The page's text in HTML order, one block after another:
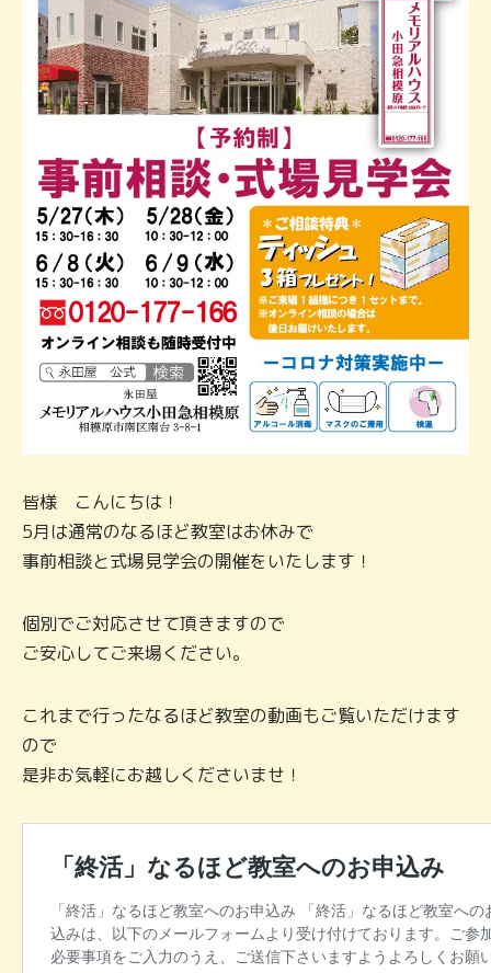
皆様 こんにちは！
5月は通常のなるほど教室はお休みで
事前相談と式場見学会の開催をいたします！
個別でご対応させて頂きますので
ご安心してご来場ください。
これまで行ったなるほど教室の動画もご覧いただけます
ので
是非お気軽にお越しくださいませ！